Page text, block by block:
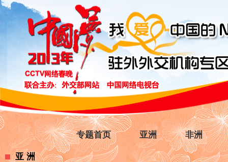
专题首页 亚洲 非洲
亚洲